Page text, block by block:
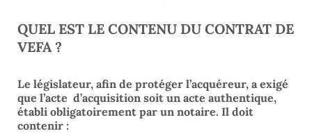
QUEL EST LE CONTENU DU CONTRAT DE
VEFA ?
Le législateur, afin de protéger l’acquéreur, a exigé
que l’acte d’acquisition soit un acte authentique,
établi obligatoirement par un notaire. Il doit
contenir :